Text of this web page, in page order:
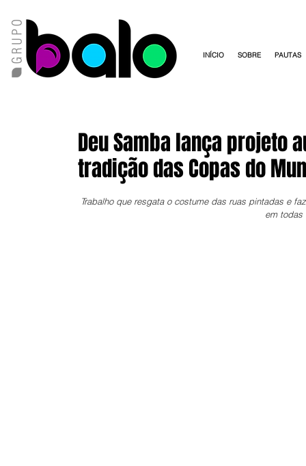
INÍCIO SOBRE PAUTAS
Deu Samba lança projeto
tradição das Copas do
Trabalho que resgata o costume das ruas pintadas e
em todas